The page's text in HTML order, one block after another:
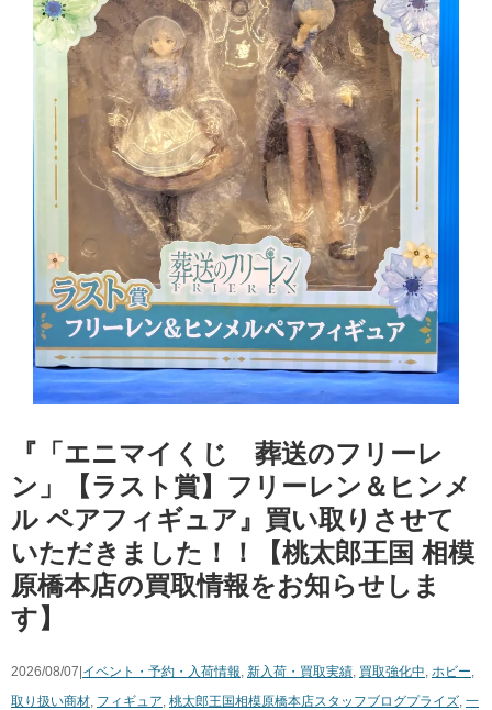
『「エニマイくじ 葬送のフリーレ
ン」【ラスト賞】フリーレン＆ヒンメ
ル ペアフィギュア』買い取りさせて
いただきました！！【桃太郎王国 相模
原橋本店の買取情報をお知らせしま
す】
2026/08/07|イベント・予約・入荷情報 新入荷・買取実績 買取強化中 ホビー
取り扱い商材 フィギュア 桃太郎王国相模原橋本店スタッフブログプライズ 一